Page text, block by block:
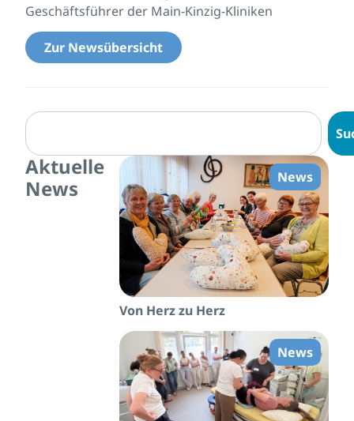
Geschäftsführer der Main-Kinzig-Kliniken
Zur Newsübersicht
Aktuelle
News
News
Von Herz zu Herz
News